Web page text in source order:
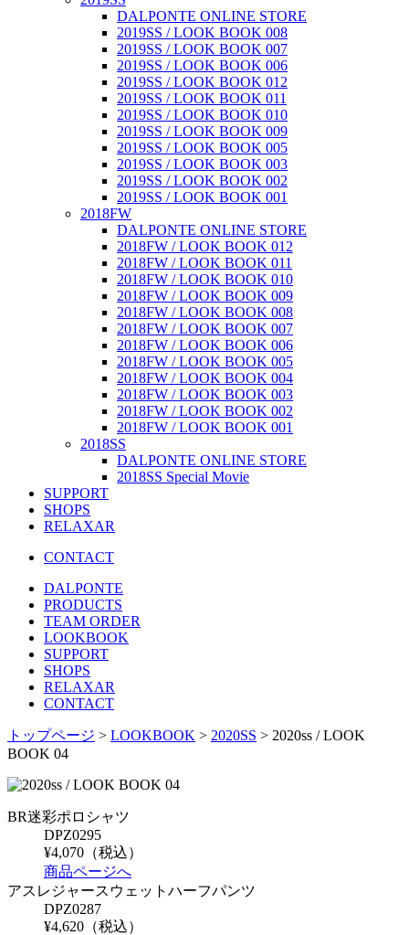
DALPONTE ONLINE STORE
2019SS / LOOK BOOK 008
2019SS / LOOK BOOK 007
2019SS / LOOK BOOK 006
2019SS / LOOK BOOK 012
2019SS / LOOK BOOK 011
2019SS / LOOK BOOK 010
2019SS / LOOK BOOK 009
2019SS / LOOK BOOK 005
2019SS / LOOK BOOK 003
2019SS / LOOK BOOK 002
2019SS / LOOK BOOK 001
2018FW
DALPONTE ONLINE STORE
2018FW / LOOK BOOK 012
2018FW / LOOK BOOK 011
2018FW / LOOK BOOK 010
2018FW / LOOK BOOK 009
2018FW / LOOK BOOK 008
2018FW / LOOK BOOK 007
2018FW / LOOK BOOK 006
2018FW / LOOK BOOK 005
2018FW / LOOK BOOK 004
2018FW / LOOK BOOK 003
2018FW / LOOK BOOK 002
2018FW / LOOK BOOK 001
2018SS
DALPONTE ONLINE STORE
2018SS Special Movie
SUPPORT
SHOPS
RELAXAR
CONTACT
DALPONTE
PRODUCTS
TEAM ORDER
LOOKBOOK
SUPPORT
SHOPS
RELAXAR
CONTACT
トップページ > LOOKBOOK > 2020SS > 2020ss / LOOK
BOOK 04
BR迷彩ポロシャツ
DPZ0295
¥4,070（税込）
商品ページへ
アスレジャースウェットハーフパンツ
DPZ0287
¥4,620（税込）